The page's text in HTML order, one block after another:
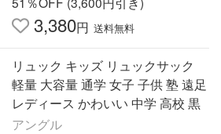
3,380円 送料無料
リュック キッズ リュックサック
軽量 大容量 通学 女子 子供 塾 遠足
レディース かわいい 中学 高校 黒
アングル